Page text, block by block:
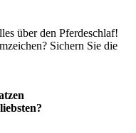
über den Pferdeschlaf!
Sichern Sie die